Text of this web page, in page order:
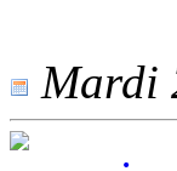
Mardi